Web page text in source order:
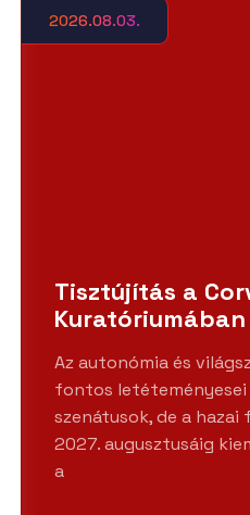
2026.08.03.
Tisztújítás a
Kuratóriumában
Az autonómia és
fontos letéteményesei
szenátusok, de a
2027. augusztusáig
a